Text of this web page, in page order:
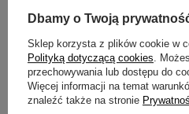
Gwarancja
Opinie (0)
Dbamy o Twoją
Sklep korzysta z plików cookie w
Polityką dotyczącą cookies .
przechowywania lub dostępu do
Więcej informacji na temat
znaleźć także na stronie